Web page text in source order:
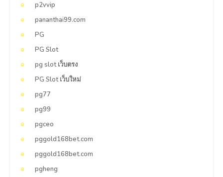
p2vvip
pananthai99.com
PG
PG Slot
pg slot เว็บตรง
PG Slot เว็บใหม่
pg77
pg99
pgceo
pggold168bet.com
pggold168bet.com
pgheng